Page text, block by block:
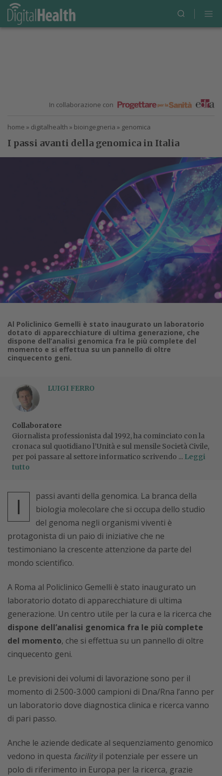
In collaborazione con
home » digitalhealth » bioingegneria » genomica
I passi avanti della genomica in Italia
Al Policlinico Gemelli è stato inaugurato un laboratorio
dotato di apparecchiature di ultima generazione, che
dispone dell’analisi genomica fra le più complete del
momento e si effettua su un pannello di oltre
cinquecento geni.
LUIGI FERRO
Collaboratore
Giornalista professionista dal 1992, ha cominciato con la
cronaca sul quotidiano l’Unità e sul mensile Società Civile,
per poi passare al settore informatico scrivendo ... Leggi
tutto
I
passi avanti della genomica. La branca della
biologia molecolare che si occupa dello studio
del genoma negli organismi viventi è
protagonista di un paio di iniziative che ne
testimoniano la crescente attenzione da parte del
mondo scientifico.
A Roma al Policlinico Gemelli è stato inaugurato un
laboratorio dotato di apparecchiature di ultima
generazione. Un centro utile per la cura e la ricerca che
dispone dell’analisi genomica fra le più complete
del momento, che si effettua su un pannello di oltre
cinquecento geni.
Le previsioni dei volumi di lavorazione sono per il
momento di 2.500-3.000 campioni di Dna/Rna l’anno per
un laboratorio dove diagnostica clinica e ricerca vanno
di pari passo.
Anche le aziende dedicate al sequenziamento genomico
vedono in questa facilityil potenziale per essere un
polo di riferimento in Europa per la ricerca, grazie